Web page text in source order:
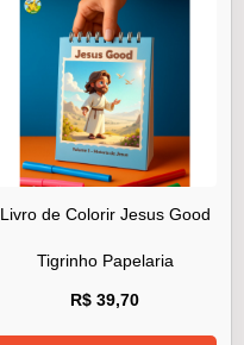
Livro de Colorir Jesus Good
Tigrinho Papelaria
R$ 39,70